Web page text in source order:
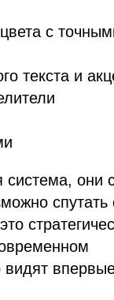
с
текста и
система, они
спутать